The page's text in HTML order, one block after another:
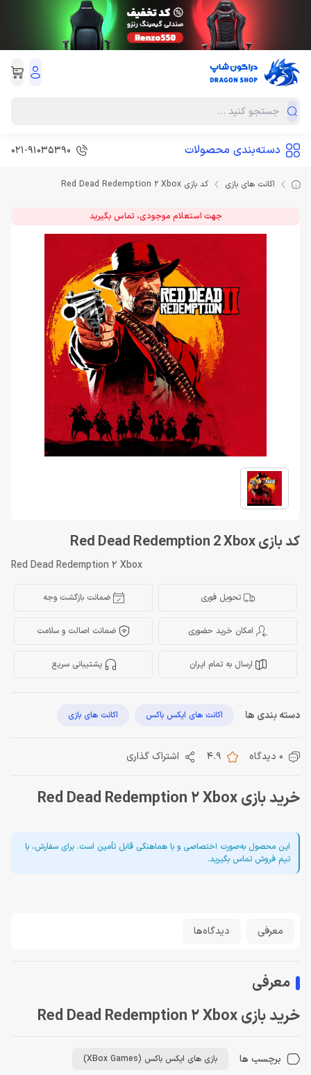
دسته‌بندی محصولات 021-91035390
اکانت های بازی کد بازی Red Dead Redemption 2 Xbox
جهت استعلام موجودی، تماس بگیرید
کد بازی Red Dead Redemption 2 Xbox
Red Dead Redemption 2 Xbox
تحویل فوری ضمانت بازگشت وجه
امکان خرید حضوری ضمانت اصالت و سلامت
ارسال به تمام ایران پشتیبانی سریع
دسته بندی ها اکانت های ایکس باکس اکانت های بازی
0 دیدگاه 4.9 اشتراک گذاری
خرید بازی Red Dead Redemption 2 Xbox
این محصول به‌صورت اختصاصی و با هماهنگی قابل تأمین است. برای سفارش، با
تیم فروش تماس بگیرید.
معرفی دیدگاه‌ها
معرفی
خرید بازی Red Dead Redemption 2 Xbox
برچسب ها بازی های ایکس باکس (XBox Games)